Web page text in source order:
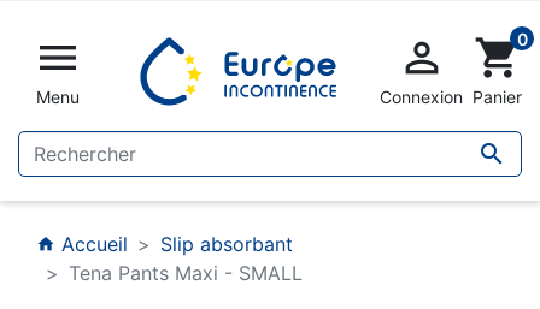

Menu


Connexion
shopping_cart0
Panier
home Accueil
Slip absorbant
Tena Pants Maxi - SMALL